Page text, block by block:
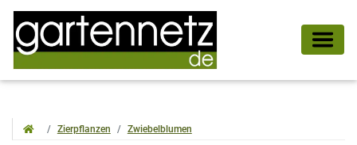
Zierpflanzen Zwiebelblumen